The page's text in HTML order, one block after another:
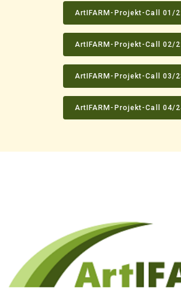
ArtIFARM-Projekt-Call 01/
ArtIFARM-Projekt-Call 02/
ArtIFARM-Projekt-Call 03/
ArtIFARM-Projekt-Call 04/